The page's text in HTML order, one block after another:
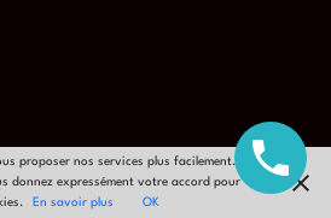
proposer nos services plus facilement. En
donnez expressément votre accord pour
En savoir plus OK